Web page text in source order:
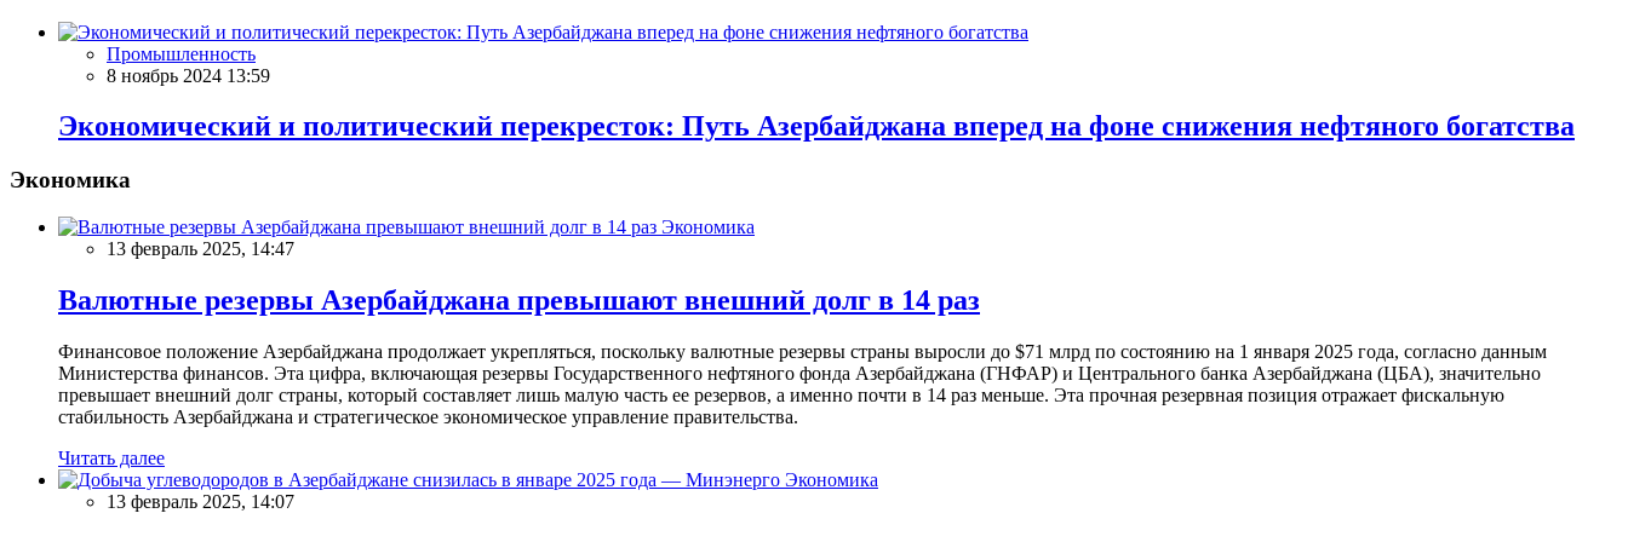
Промышленность
8 ноябрь 2024 13:59
Экономический и политический перекресток: Путь Азербайджана вперед на фоне снижения нефтяного богатства
Экономика
Экономика
13 февраль 2025, 14:47
Валютные резервы Азербайджана превышают внешний долг в 14 раз
Финансовое положение Азербайджана продолжает укрепляться, поскольку валютные резервы страны выросли до $71 млрд по состоянию на 1 января 2025 года, согласно данным
Министерства финансов. Эта цифра, включающая резервы Государственного нефтяного фонда Азербайджана (ГНФАР) и Центрального банка Азербайджана (ЦБА), значительно
превышает внешний долг страны, который составляет лишь малую часть ее резервов, а именно почти в 14 раз меньше. Эта прочная резервная позиция отражает фискальную
стабильность Азербайджана и стратегическое экономическое управление правительства.
Читать далее
Экономика
13 февраль 2025, 14:07